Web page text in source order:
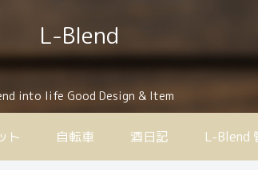
L-Blend
into life Good Design & Item
ト 自転車 酒日記 L-Blend